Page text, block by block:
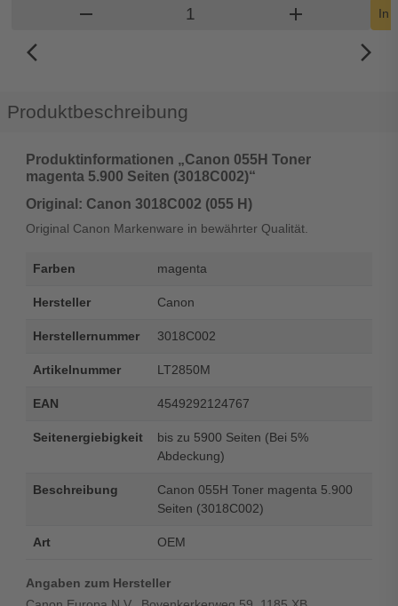
remove Produkt Warenkorb Menge
add In
arrow_back_ios_new arrow_forward_ios
Produktbeschreibung
Produktinformationen „Canon 055H Toner
magenta 5.900 Seiten (3018C002)“
Original: Canon 3018C002 (055 H)
Original Canon Markenware in bewährter Qualität.
Farben magenta
Hersteller Canon
Herstellernummer 3018C002
Artikelnummer LT2850M
EAN 4549292124767
Seitenergiebigkeit
bis zu 5900 Seiten (Bei 5%
Abdeckung)
Beschreibung
Canon 055H Toner magenta 5.900
Seiten (3018C002)
Art OEM
Angaben zum Hersteller